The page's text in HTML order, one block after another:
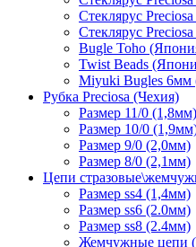
Стеклярус
Стеклярус
Bugle Toho
Twist Beads
Miyuki Bugles 6мм
Рубка Preciosa (Чехия)
Размер 11/0 (1,8мм)
Размер 10/0
Размер 9/0 (2,0мм)
Размер 8/0 (2,1мм)
Цепи
Размер ss4 (1,4мм)
Размер ss6 (2.0мм)
Размер ss8 (2.4мм)
Жемчужные цепи